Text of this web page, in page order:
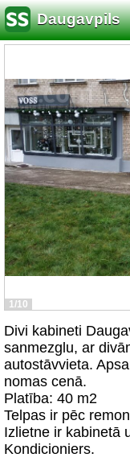
Daugavpils
1/10
Divi kabineti
sanmezglu, ar
autostāvvieta.
nomas cenā.
Platība: 40 m2
Telpas ir pēc
Izlietne ir kabinetā
Kondicioniers.